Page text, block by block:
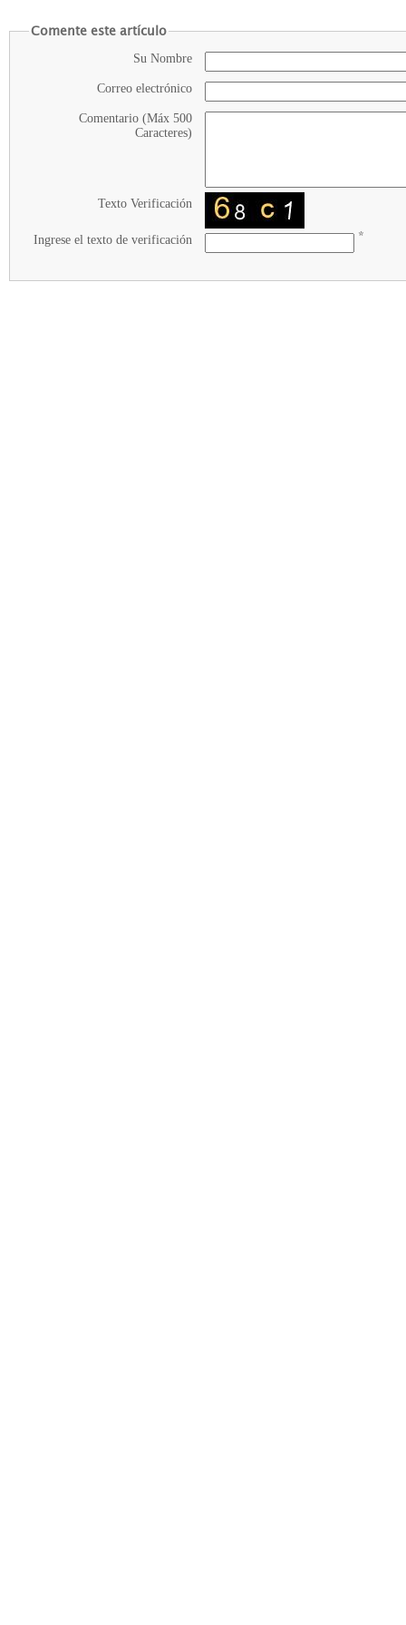
Comente este artículo
Su Nombre
Correo electrónico
Comentario (Máx 500
Caracteres)
Texto Verificación
Ingrese el texto de verificación *